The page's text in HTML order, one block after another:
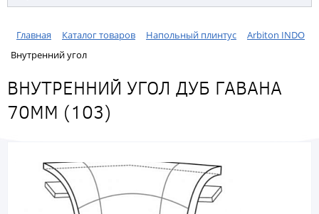
Главная Каталог товаров Напольный плинтус
Arbiton INDO
Внутренний угол
ВНУТРЕННИЙ УГОЛ ДУБ ГАВАНА
70ММ (103)